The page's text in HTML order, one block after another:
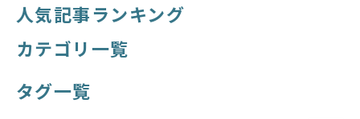
人気記事ランキング
カテゴリ一覧
タグ一覧